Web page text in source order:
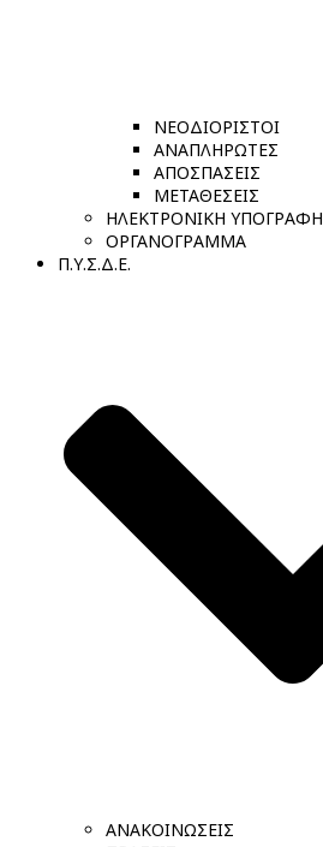
ΝΕΟΔΙΟΡΙΣΤΟΙ
ΑΝΑΠΛΗΡΩΤΕΣ
ΑΠΟΣΠΑΣΕΙΣ
ΜΕΤΑΘΕΣΕΙΣ
ΗΛΕΚΤΡΟΝΙΚΗ ΥΠΟΓΡΑΦΗ
ΟΡΓΑΝΟΓΡΑΜΜΑ
Π.Υ.Σ.Δ.Ε.
ΑΝΑΚΟΙΝΩΣΕΙΣ